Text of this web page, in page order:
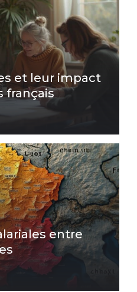
et leur impact
français
entre